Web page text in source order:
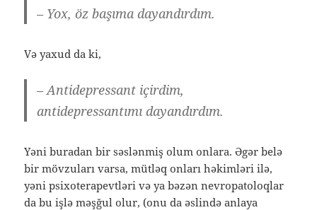
– Yox, öz başıma dayandırdım.
Və yaxud da ki,
– Antidepressant içirdim,
antidepressantımı dayandırdım.
Yəni buradan bir səslənmiş olum onlara. Əgər belə
bir mövzuları varsa, mütləq onları həkimləri ilə,
yəni psixoterapevtləri və ya bəzən nevropatoloqlar
da bu işlə məşğul olur, (onu da əslində anlaya